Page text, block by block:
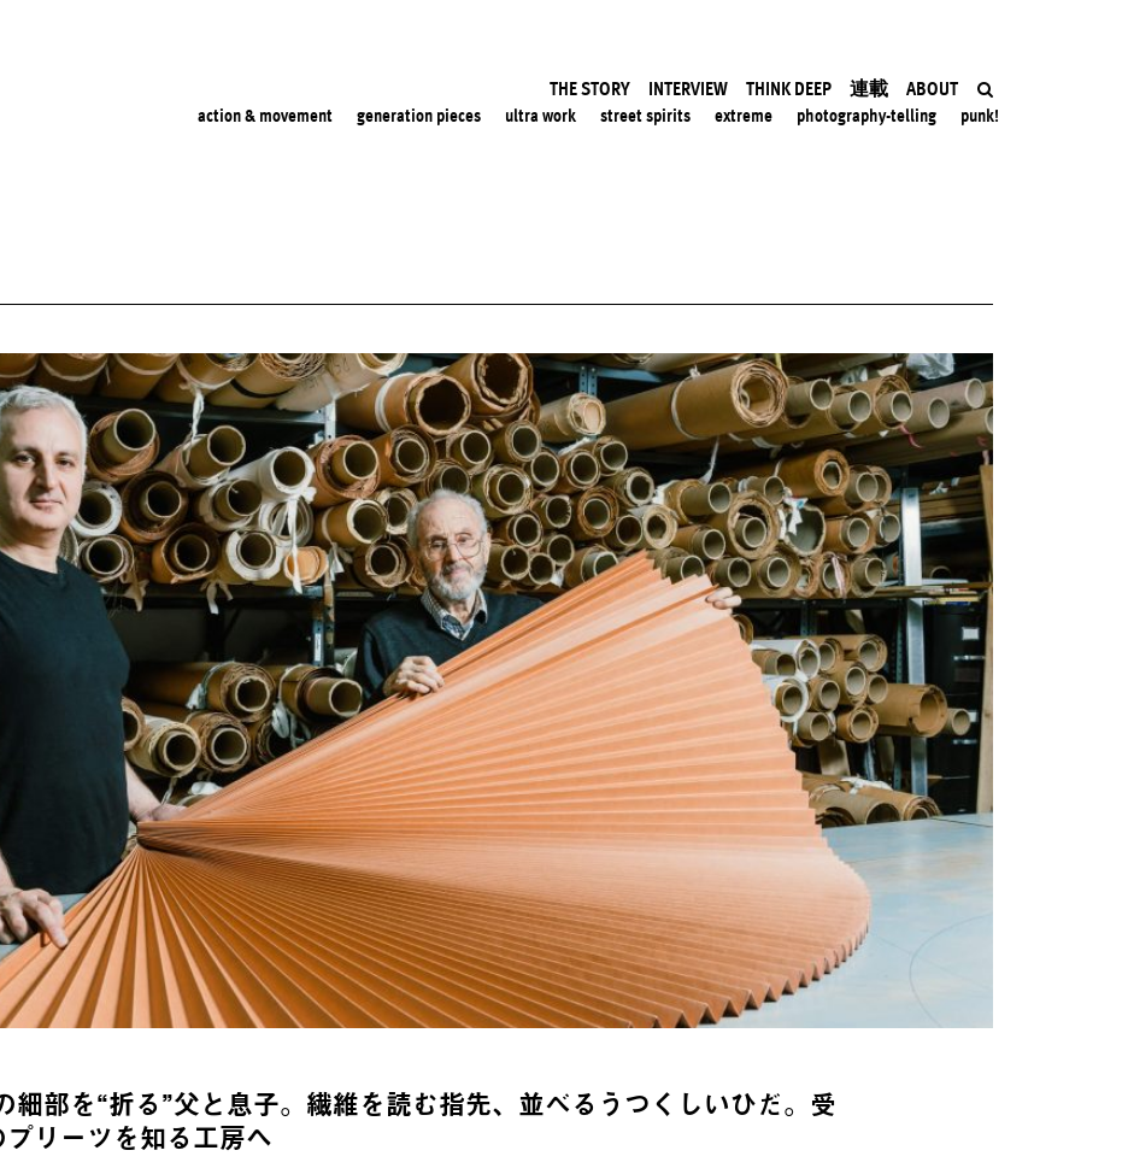
THE STORY INTERVIEW THINK DEEP 連載 ABOUT
action & movement generation pieces ultra work street spirits extreme photography-telling punk!
細部を“折る”父と息子。繊維を読む指先、並べるうつくしいひだ。受
リーツを知る工房へ